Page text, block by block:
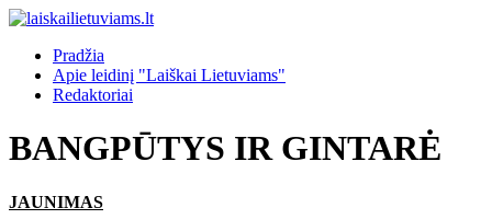
Pradžia
Apie leidinį "Laiškai Lietuviams"
Redaktoriai
BANGPŪTYS IR GINTARĖ
JAUNIMAS